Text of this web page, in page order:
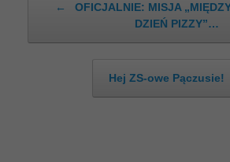
←
OFICJALNIE: MISJA
DZIEŃ PIZZY”…
Hej ZS-owe Pączusie!